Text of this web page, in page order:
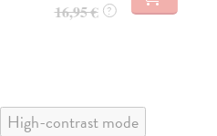
16,95 € ?
High-contrast mode